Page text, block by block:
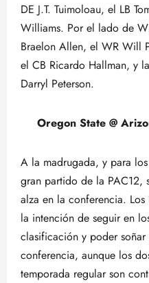
DE J.T. Tuimoloau, el LB
Williams. Por el lado de
Braelon Allen, el WR Will
el CB Ricardo Hallman, y
Darryl Peterson.
Oregon State @
A la madrugada, y para
gran partido de la PAC12,
alza en la conferencia.
la intención de seguir en
clasificación y poder
conferencia, aunque los
temporada regular son